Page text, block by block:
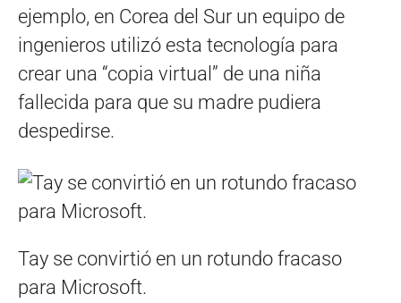
ejemplo, en Corea del Sur un equipo de
ingenieros utilizó esta tecnología para
crear una “copia virtual” de una niña
fallecida para que su madre pudiera
despedirse.
Tay se convirtió en un rotundo fracaso
para Microsoft.